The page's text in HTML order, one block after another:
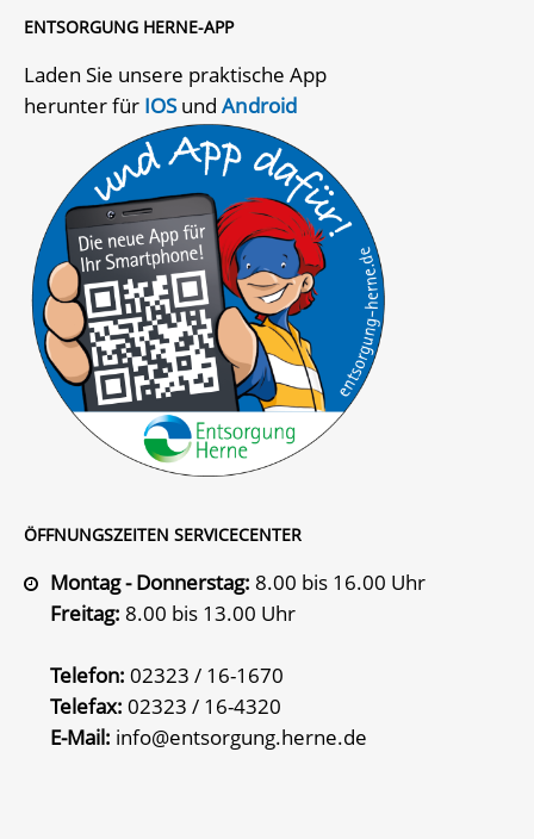
ENTSORGUNG HERNE-APP
Laden Sie unsere praktische App
herunter für IOSundAndroid
ÖFFNUNGSZEITEN SERVICECENTER
Montag - Donnerstag: 8.00 bis 16.00 Uhr
Freitag: 8.00 bis 13.00 Uhr
Telefon: 02323 / 16-1670
Telefax: 02323 / 16-4320
E-Mail: info@entsorgung.herne.de